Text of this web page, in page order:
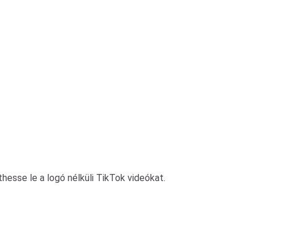
le a logó nélküli TikTok videókat.